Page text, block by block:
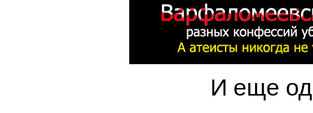
И еще